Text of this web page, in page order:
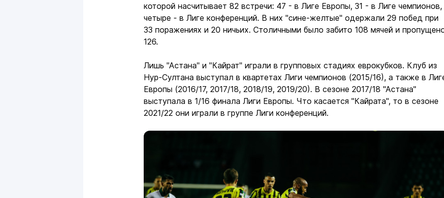
которой насчитывает 82 встречи: 47 - в Лиге Европы, 31 - в Лиге чемпионов,
четыре - в Лиге конференций. В них "сине-желтые" одержали 29 побед при
33 поражениях и 20 ничьих. Столичными было забито 108 мячей и
126.
Лишь "Астана" и "Кайрат" играли в групповых стадиях еврокубков. Клуб из
Нур-Султана выступал в квартетах Лиги чемпионов (2015/16), а также в
Европы (2016/17, 2017/18, 2018/19, 2019/20). В сезоне 2017/18 "Астана"
выступала в 1/16 финала Лиги Европы. Что касается "Кайрата", то в сезоне
2021/22 они играли в группе Лиги конференций.